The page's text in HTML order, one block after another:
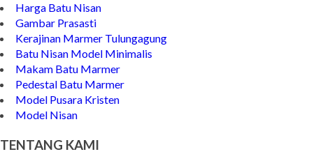
Harga Batu Nisan
Gambar Prasasti
Kerajinan Marmer Tulungagung
Batu Nisan Model Minimalis
Makam Batu Marmer
Pedestal Batu Marmer
Model Pusara Kristen
Model Nisan
TENTANG KAMI